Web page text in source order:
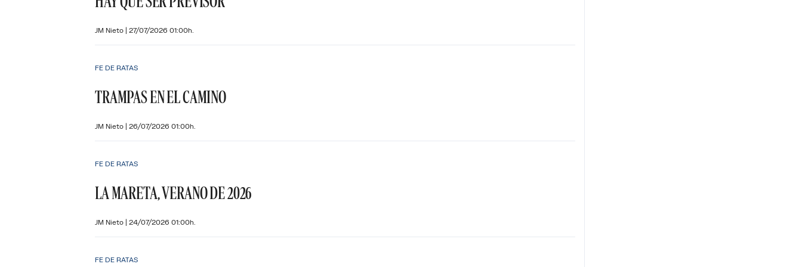
JM Nieto | 27/07/2026 01:00h.
FE DE RATAS
TRAMPAS EN EL CAMINO
JM Nieto | 26/07/2026 01:00h.
FE DE RATAS
LA MARETA, VERANO DE 2026
JM Nieto | 24/07/2026 01:00h.
FE DE RATAS